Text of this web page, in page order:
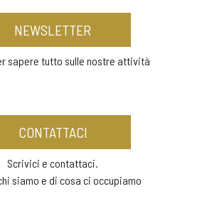
NEWSLETTER
sapere tutto sulle nostre attività
CONTATTACI
Scrivici e contattaci.
siamo e di cosa ci occupiamo